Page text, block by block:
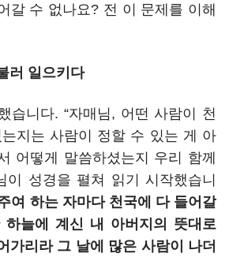
갈 수 없나요? 전 이 문제를 이해
러 일으키다
습니다. “자매님, 어떤 사람이 천
지는 사람이 정할 수 있는 게 아
어떻게 말씀하셨는지 우리 함께
이 성경을 펼쳐 읽기 시작했습니
여 하는 자마다 천국에 다 들어갈
하늘에 계신 내 아버지의 뜻대로
가리라 그 날에 많은 사람이 나더